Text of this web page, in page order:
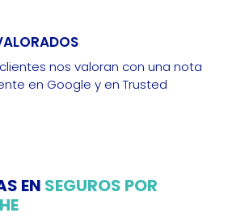
nos valoran con una nota
en Google y en Trusted
EN SEGUROS POR